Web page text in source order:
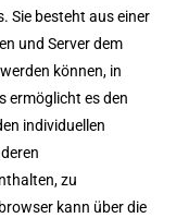
Sie besteht aus einer
und Server dem
können, in
ermöglicht es den
individuellen
zu
kann über die